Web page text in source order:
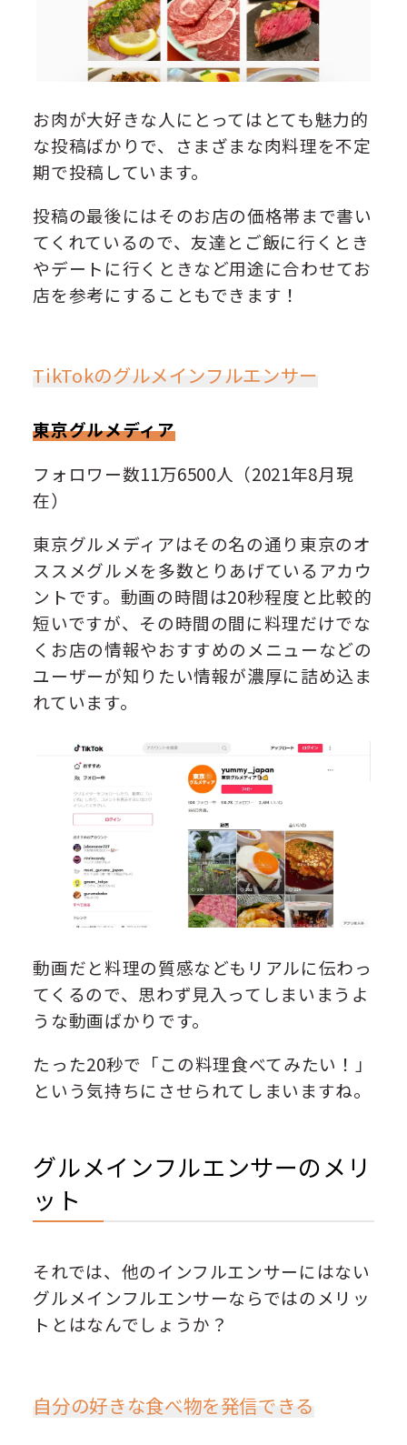
お肉が大好きな人にとってはとても魅力的
な投稿ばかりで、さまざまな肉料理を不定
期で投稿しています。
投稿の最後にはそのお店の価格帯まで書い
てくれているので、友達とご飯に行くとき
やデートに行くときなど用途に合わせてお
店を参考にすることもできます！
TikTokのグルメインフルエンサー
東京グルメディア
フォロワー数11万6500人（2021年8月現
在）
東京グルメディアはその名の通り東京のオ
ススメグルメを多数とりあげているアカウ
ントです。動画の時間は20秒程度と比較的
短いですが、その時間の間に料理だけでな
くお店の情報やおすすめのメニューなどの
ユーザーが知りたい情報が濃厚に詰め込ま
れています。
動画だと料理の質感などもリアルに伝わっ
てくるので、思わず見入ってしまいまうよ
うな動画ばかりです。
たった20秒で「この料理食べてみたい！」
という気持ちにさせられてしまいますね。
グルメインフルエンサーのメリ
ット
それでは、他のインフルエンサーにはない
グルメインフルエンサーならではのメリッ
トとはなんでしょうか？
自分の好きな食べ物を発信できる